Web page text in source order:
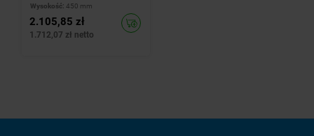
Wysokość: 450 mm
2.105,85 zł
1.712,07 zł netto